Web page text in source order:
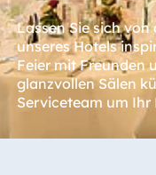
Lassen Sie sich
unseres Hotels
Feier mit Freunden
glanzvollen Sälen
Serviceteam um